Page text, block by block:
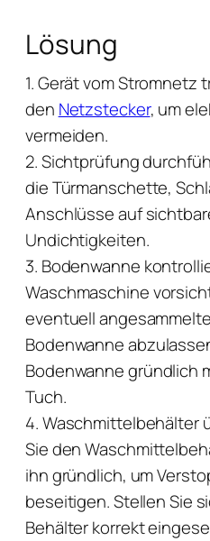
Lösung
1. Gerät vom Stromnetz
den Netzstecker, um
vermeiden.
2. Sichtprüfung
die Türmanschette,
Anschlüsse auf
Undichtigkeiten.
3. Bodenwanne
Waschmaschine
eventuell
Bodenwanne
Bodenwanne gründlich
Tuch.
4. Waschmittelbehälter
Sie den
ihn gründlich, um
beseitigen. Stellen Sie
Behälter korrekt